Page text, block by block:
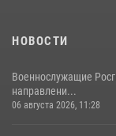
НОВОСТИ
Военнослужащие
направлени...
06 августа 2026, 11:28